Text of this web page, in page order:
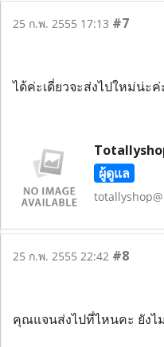
25 ก.พ. 2555 17:13 #7
ได้ค่ะเดี่ยวจะส่งไปใหม่น่ะค่
ผู้ดูแล
25 ก.พ. 2555 22:42 #8
คุณแจนส่งไปที่ไหนคะ ยังไ